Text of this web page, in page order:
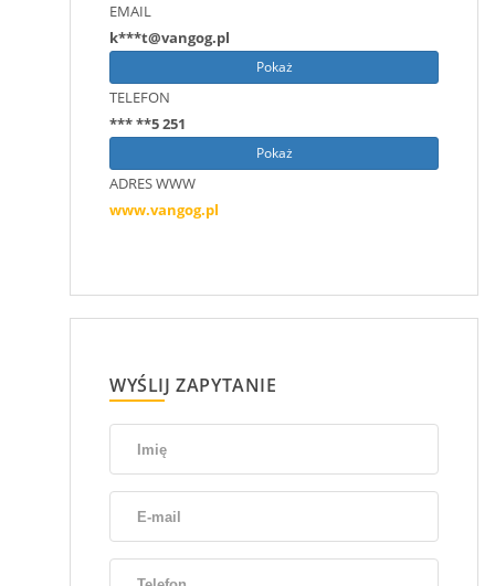
EMAIL
k***t@vangog.pl
Pokaż
TELEFON
*** **5 251
Pokaż
ADRES WWW
www.vangog.pl
WYŚLIJ ZAPYTANIE